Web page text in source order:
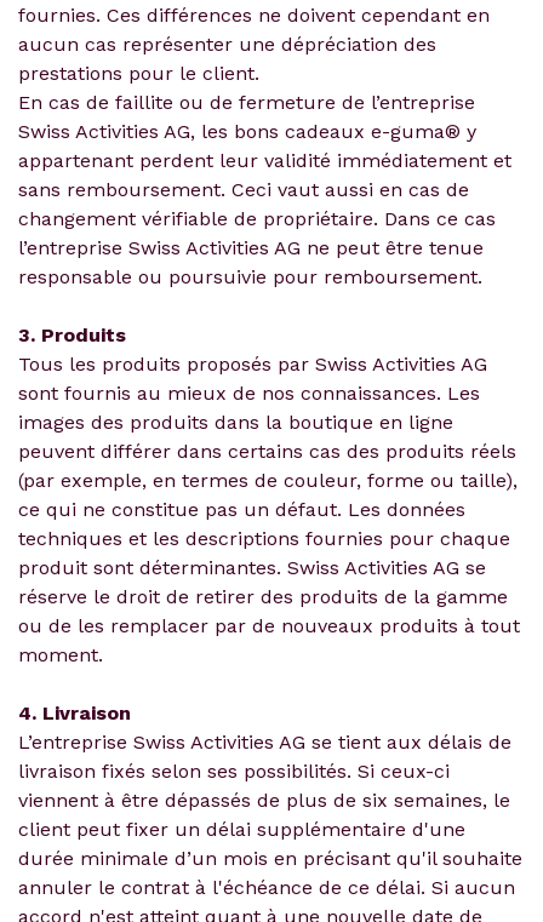
fournies. Ces différences ne doivent cependant en
aucun cas représenter une dépréciation des
prestations pour le client.
En cas de faillite ou de fermeture de l’entreprise
Swiss Activities AG, les bons cadeaux e-guma® y
appartenant perdent leur validité immédiatement et
sans remboursement. Ceci vaut aussi en cas de
changement vérifiable de propriétaire. Dans ce cas
l’entreprise Swiss Activities AG ne peut être tenue
responsable ou poursuivie pour remboursement.
3. Produits
Tous les produits proposés par Swiss Activities AG
sont fournis au mieux de nos connaissances. Les
images des produits dans la boutique en ligne
peuvent différer dans certains cas des produits réels
(par exemple, en termes de couleur, forme ou taille),
ce qui ne constitue pas un défaut. Les données
techniques et les descriptions fournies pour chaque
produit sont déterminantes. Swiss Activities AG se
réserve le droit de retirer des produits de la gamme
ou de les remplacer par de nouveaux produits à tout
moment.
4. Livraison
L’entreprise Swiss Activities AG se tient aux délais de
livraison fixés selon ses possibilités. Si ceux-ci
viennent à être dépassés de plus de six semaines, le
client peut fixer un délai supplémentaire d'une
durée minimale d’un mois en précisant qu'il souhaite
annuler le contrat à l'échéance de ce délai. Si aucun
accord n'est atteint quant à une nouvelle date de